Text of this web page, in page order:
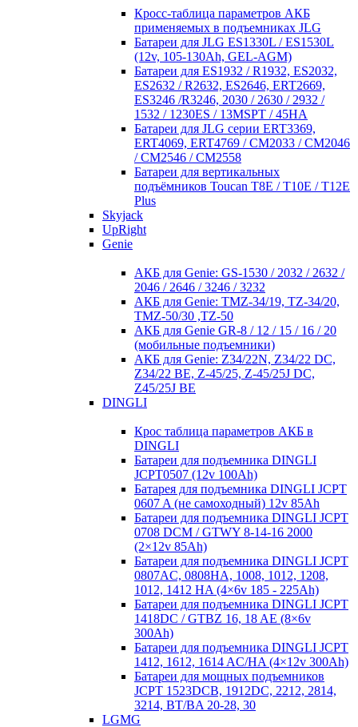
Кросc-таблица параметров АКБ
применяемых в подъемниках JLG
Батареи для JLG ES1330L / ES1530L
(12v, 105-130Ah, GEL-AGM)
Батареи для ES1932 / R1932, ES2032,
ES2632 / R2632, ES2646, ERT2669,
ES3246 /R3246, 2030 / 2630 / 2932 /
1532 / 1230ES / 13MSPT / 45HA
Батареи для JLG серии ERT3369,
ERT4069, ERT4769 / CM2033 / CM2046
/ CM2546 / CM2558
Батареи для вертикальных
подъёмников Toucan T8E / T10E / T12E
Plus
Skyjack
UpRight
Genie
АКБ для Genie: GS-1530 / 2032 / 2632 /
2046 / 2646 / 3246 / 3232
АКБ для Genie: TMZ-34/19, TZ-34/20,
TMZ-50/30 ,TZ-50
АКБ для Genie GR-8 / 12 / 15 / 16 / 20
(мобильные подъемники)
АКБ для Genie: Z34/22N, Z34/22 DC,
Z34/22 BE, Z-45/25, Z-45/25J DC,
Z45/25J BE
DINGLI
Крос таблица параметров АКБ в
DINGLI
Батареи для подъемника DINGLI
JCPT0507 (12v 100Ah)
Батарея для подъемника DINGLI JCPT
0607 A (не самоходный) 12v 85Ah
Батареи для подъемника DINGLI JCPT
0708 DCM / GTWY 8-14-16 2000
(2×12v 85Ah)
Батареи для подъемника DINGLI JCPT
0807AC, 0808HA, 1008, 1012, 1208,
1012, 1412 HA (4×6v 185 - 225Ah)
Батареи для подъемника DINGLI JCPT
1418DC / GTBZ 16, 18 AE (8×6v
300Ah)
Батареи для подъемника DINGLI JCPT
1412, 1612, 1614 AC/HA (4×12v 300Ah)
Батареи для мощных подъемников
JCPT 1523DCB, 1912DC, 2212, 2814,
3214, BT/BA 20-28, 30
LGMG